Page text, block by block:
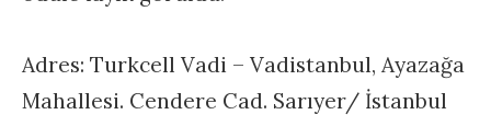
Adres: Turkcell Vadi – Vadistanbul, Ayazağa
Mahallesi. Cendere Cad. Sarıyer/ İstanbul